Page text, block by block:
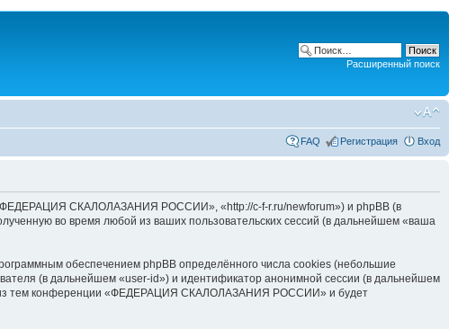
Расширенный поиск
FAQ Регистрация Вход
СКАЛОЛАЗАНИЯ РОССИИ», «http://c-f-r.ru/newforum») и phpBB (в
во время любой из ваших пользовательских сессий (в дальнейшем «ваша
обеспечением phpBB определённого числа cookies (небольшие
(в дальнейшем «user-id») и идентификатор анонимной сессии (в дальнейшем
из тем конференции «ФЕДЕРАЦИЯ СКАЛОЛАЗАНИЯ РОССИИ» и будет